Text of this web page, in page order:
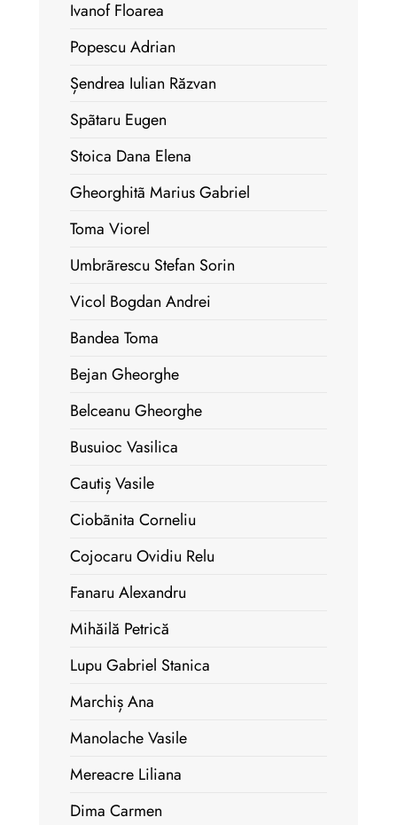
Ivanof Floarea
Popescu Adrian
Șendrea Iulian Răzvan
Spãtaru Eugen
Stoica Dana Elena
Gheorghitã Marius Gabriel
Toma Viorel
Umbrãrescu Stefan Sorin
Vicol Bogdan Andrei
Bandea Toma
Bejan Gheorghe
Belceanu Gheorghe
Busuioc Vasilica
Cautiș Vasile
Ciobãnita Corneliu
Cojocaru Ovidiu Relu
Fanaru Alexandru
Mihăilă Petrică
Lupu Gabriel Stanica
Marchiș Ana
Manolache Vasile
Mereacre Liliana
Dima Carmen